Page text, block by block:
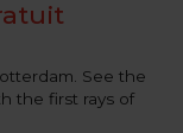
See the
the first rays of